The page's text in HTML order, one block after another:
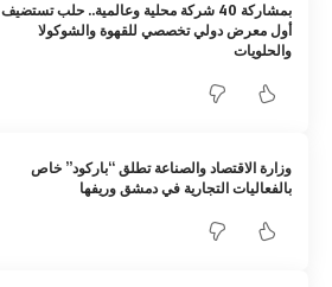
بمشاركة 40 شركة محلية وعالمية.. حلب تستضيف
أول معرض دولي تخصصي للقهوة والشوكولا
والحلويات
وزارة الاقتصاد والصناعة تطلق “باركود” خاص
بالفعاليات التجارية في دمشق وريفها